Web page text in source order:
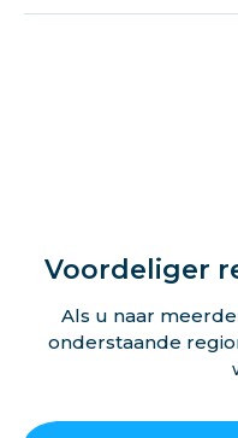
Voordeliger
Als u naar
onderstaande